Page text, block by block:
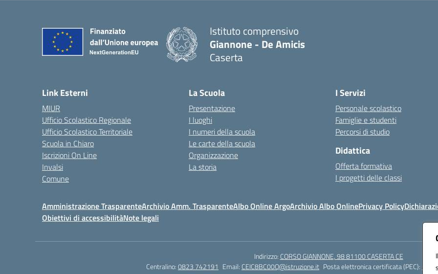
Istituto comprensivo
Giannone - De Amicis
Caserta
Link Esterni
MIUR
Ufficio Scolastico Regionale
Ufficio Scolastico Territoriale
Scuola in Chiaro
Iscrizioni On Line
Invalsi
Comune
La Scuola
Presentazione
I luoghi
I numeri della scuola
Le carte della scuola
Organizzazione
La storia
I Servizi
Personale scolastico
Famiglie e studenti
Percorsi di studio
Didattica
Offerta formativa
I progetti delle classi
Amministrazione TrasparenteArchivio Amm. TrasparenteAlbo Online ArgoArchivio Albo OnlinePrivacy Policy
Obiettivi di accessibilitàNote legali
Indirizzo: CORSO GIANNONE, 98 81100 CASERTA CE
Centralino:0823 742191 Email: CEIC8BC00Q@istruzione.it Posta elettronica certificata (PEC):